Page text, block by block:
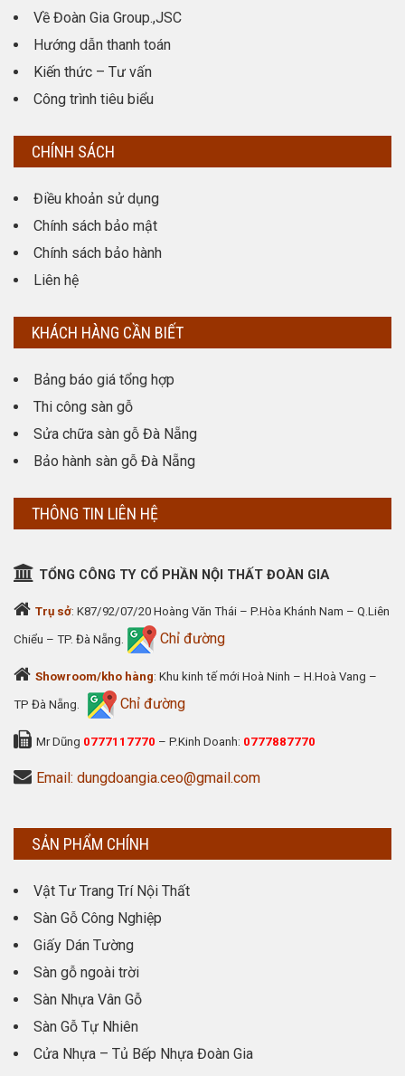
Về Đoàn Gia Group.,JSC
Hướng dẫn thanh toán
Kiến thức – Tư vấn
Công trình tiêu biểu
CHÍNH SÁCH
Điều khoản sử dụng
Chính sách bảo mật
Chính sách bảo hành
Liên hệ
KHÁCH HÀNG CẦN BIẾT
Bảng báo giá tổng hợp
Thi công sàn gỗ
Sửa chữa sàn gỗ Đà Nẵng
Bảo hành sàn gỗ Đà Nẵng
THÔNG TIN LIÊN HỆ
TỔNG CÔNG TY CỔ PHẦN NỘI THẤT ĐOÀN GIA
Trụ sở: K87/92/07/20 Hoàng Văn Thái – P.Hòa Khánh Nam – Q.Liên
Chiểu – TP. Đà Nẵng. Chỉ đường
Showroom/kho hàng: Khu kinh tế mới Hoà Ninh – H.Hoà Vang –
TP Đà Nẵng. Chỉ đường
Mr Dũng 0777117770 – P.Kinh Doanh: 0777887770
Email: dungdoangia.ceo@gmail.com
SẢN PHẨM CHÍNH
Vật Tư Trang Trí Nội Thất
Sàn Gỗ Công Nghiệp
Giấy Dán Tường
Sàn gỗ ngoài trời
Sàn Nhựa Vân Gỗ
Sàn Gỗ Tự Nhiên
Cửa Nhựa – Tủ Bếp Nhựa Đoàn Gia